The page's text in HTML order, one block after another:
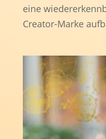
eine
Creator-Marke